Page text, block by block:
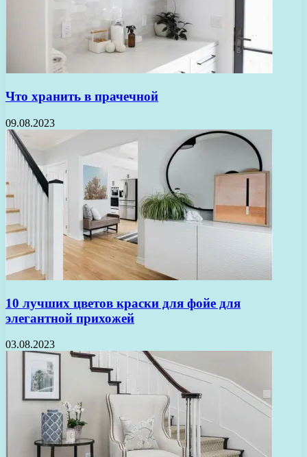
Что хранить в прачечной
09.08.2023
10 лучших цветов краски для фойе для
элегантной прихожей
03.08.2023